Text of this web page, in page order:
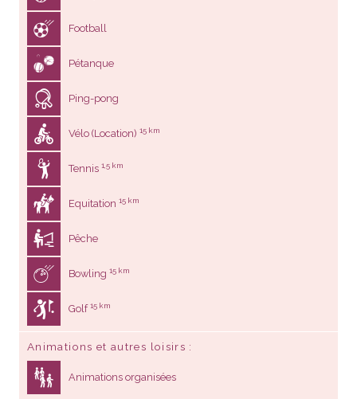
Football
Pétanque
Ping-pong
Vélo (Location) 15 km
Tennis 1,5 km
Equitation 15 km
Pêche
Bowling 15 km
Golf15 km
Animations et autres loisirs
Animations organisées